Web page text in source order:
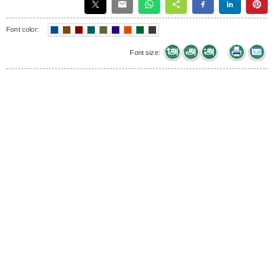
Font color:
Font size: